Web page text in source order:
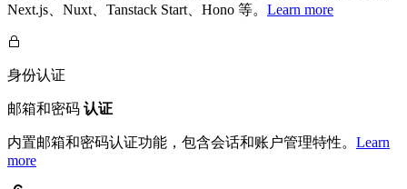
Next.js、Nuxt、Tanstack Start、Hono 等。 Learn more
身份认证
邮箱和密码 认证
内置邮箱和密码认证功能，包含会话和账户管理特性。 Learn
more